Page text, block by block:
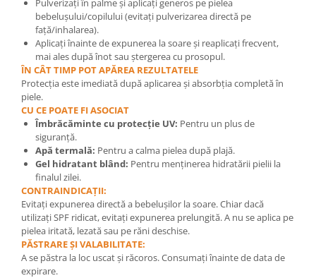
Pulverizați în palme și aplicați generos pe pielea
bebelușului/copilului (evitați pulverizarea directă pe
față/inhalarea).
Aplicați înainte de expunerea la soare și reaplicați frecvent,
mai ales după înot sau ștergerea cu prosopul.
ÎN CÂT TIMP POT APĂREA REZULTATELE
Protecția este imediată după aplicarea și absorbția completă în
piele.
CU CE POATE FI ASOCIAT
Îmbrăcăminte cu protecție UV: Pentru un plus de
siguranță.
Apă termală: Pentru a calma pielea după plajă.
Gel hidratant blând: Pentru menținerea hidratării pielii la
finalul zilei.
CONTRAINDICAȚII:
Evitați expunerea directă a bebelușilor la soare. Chiar dacă
utilizați SPF ridicat, evitați expunerea prelungită. A nu se aplica pe
pielea iritată, lezată sau pe răni deschise.
PĂSTRARE ȘI VALABILITATE:
A se păstra la loc uscat și răcoros. Consumați înainte de data de
expirare.